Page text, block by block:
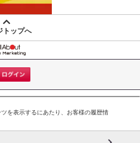
トップへ
を表示するにあたり、お客様の履歴情